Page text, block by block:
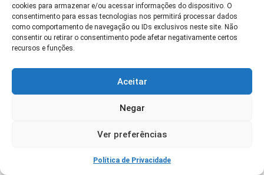
cookies para armazenar e/ou acessar informações do dispositivo. O
consentimento para essas tecnologias nos permitirá processar dados
como comportamento de navegação ou IDs exclusivos neste site. Não
consentir ou retirar o consentimento pode afetar negativamente certos
recursos e funções.
Aceitar
Negar
Ver preferências
Política de Privacidade
Semente Capim Mombaça Incrustada 10kg